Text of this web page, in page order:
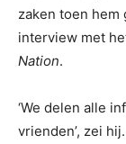
zaken toen hem
interview met
Nation.
‘We delen alle
vrienden’, zei